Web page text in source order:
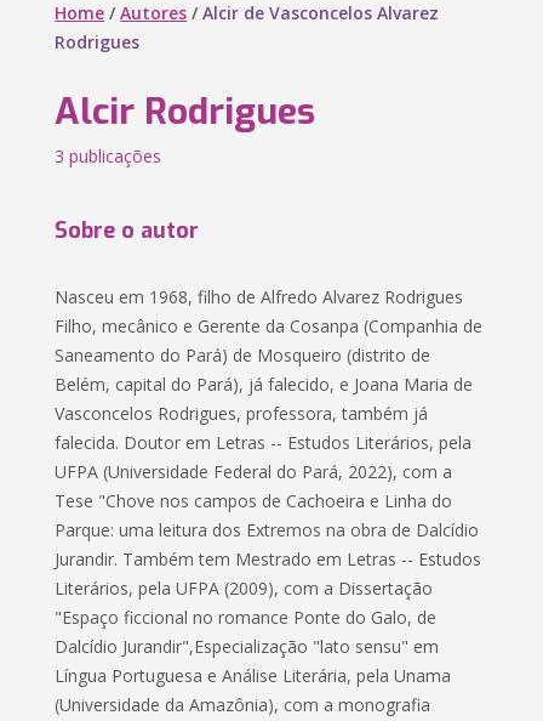
Home /Autores /Alcir de Vasconcelos Alvarez
Rodrigues
Alcir Rodrigues
3 publicações
Sobre o autor
Nasceu em 1968, filho de Alfredo Alvarez Rodrigues
Filho, mecânico e Gerente da Cosanpa (Companhia de
Saneamento do Pará) de Mosqueiro (distrito de
Belém, capital do Pará), já falecido, e Joana Maria de
Vasconcelos Rodrigues, professora, também já
falecida. Doutor em Letras -- Estudos Literários, pela
UFPA (Universidade Federal do Pará, 2022), com a
Tese "Chove nos campos de Cachoeira e Linha do
Parque: uma leitura dos Extremos na obra de Dalcídio
Jurandir. Também tem Mestrado em Letras -- Estudos
Literários, pela UFPA (2009), com a Dissertação
"Espaço ficcional no romance Ponte do Galo, de
Dalcídio Jurandir",Especialização "lato sensu" em
Língua Portuguesa e Análise Literária, pela Unama
(Universidade da Amazônia), com a monografia